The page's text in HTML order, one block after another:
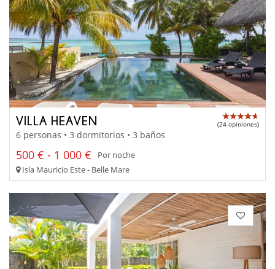
VILLA HEAVEN (24 opiniones)
6 personas • 3 dormitorios • 3 baños
500 € - 1 000 €
Por noche
Isla Mauricio Este - Belle Mare